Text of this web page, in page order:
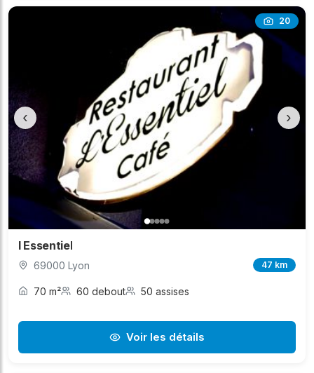
20
‹ ›
l Essentiel
69000 Lyon 47 km
70 m² 60 debout 50 assises
Voir les détails